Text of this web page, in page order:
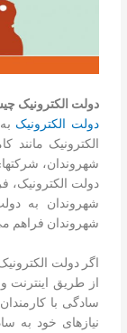
دولت الکترونیک
دولت الکترونیک
الکترونیک مانند
شهروندان،
دولت
شهروندان به
شهروندان فراهم
اگر دولت
از طریق
سادگی با
نیازهای خود به